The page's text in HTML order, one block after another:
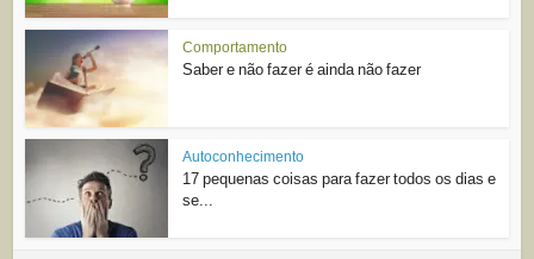
Comportamento
Saber e não fazer é ainda não fazer
Autoconhecimento
17 pequenas coisas para fazer todos os dias e
se...